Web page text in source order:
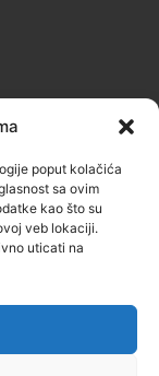
poput kolačića
sa ovim
kao što su
veb lokaciji.
uticati na
ZENICA